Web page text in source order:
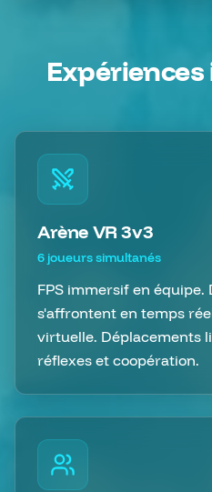
Arène VR 3v3
6 joueurs simultanés
FPS immersif en équipe.
s'affrontent en temps
virtuelle. Déplacements
réflexes et coopération.